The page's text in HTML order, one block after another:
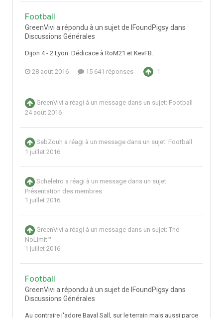
Football
GreenVivi a répondu à un sujet de IFoundPigsy dans
Discussions Générales
Dijon 4 - 2 Lyon. Dédicace à RoM21 et KevFB.
28 août 2016 15 641 réponses 1
GreenVivi a réagi à un message dans un sujet: Football
24 août 2016
SebZouh a réagi à un message dans un sujet: Football
1 juillet 2016
Scheletro a réagi à un message dans un sujet:
Présentation des membres
1 juillet 2016
GreenVivi a réagi à un message dans un sujet: The
NoLimit™
1 juillet 2016
Football
GreenVivi a répondu à un sujet de IFoundPigsy dans
Discussions Générales
Au contraire j'adore Bayal Sall, sur le terrain mais aussi parce